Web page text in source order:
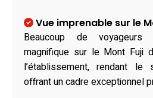
Vue imprenable sur le
Beaucoup de
magnifique sur le Mont Fuji
l’établissement, rendant le
offrant un cadre exceptionnel